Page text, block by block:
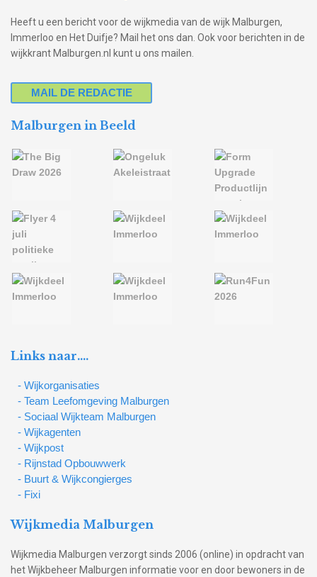
Heeft u een bericht voor de wijkmedia van de wijk Malburgen,
Immerloo en Het Duifje? Mail het ons dan. Ook voor berichten in de
wijkkrant Malburgen.nl kunt u ons mailen.
MAIL DE REDACTIE
Malburgen in Beeld
Links naar….
- Wijkorganisaties
- Team Leefomgeving Malburgen
- Sociaal Wijkteam Malburgen
- Wijkagenten
- Wijkpost
- Rijnstad Opbouwwerk
- Buurt & Wijkcongierges
- Fixi
Wijkmedia Malburgen
Wijkmedia Malburgen verzorgt sinds 2006 (online) in opdracht van
het Wijkbeheer Malburgen informatie voor en door bewoners in de